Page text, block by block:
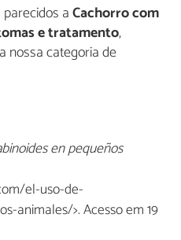
aCachorro com
e tratamento,
nossa categoria de
en pequeños
el-uso-de-
animales/>. Acesso em 19